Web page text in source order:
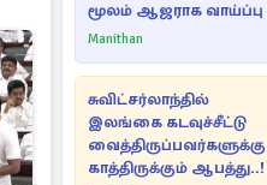
மூலம் ஆஜராக வாய்ப்பு
Manithan
சுவிட்சர்லாந்தில்
இலங்கை கடவுச்சீட்டு
வைத்திருப்பவர்களுக்கு
காத்திருக்கும் ஆபத்து..!